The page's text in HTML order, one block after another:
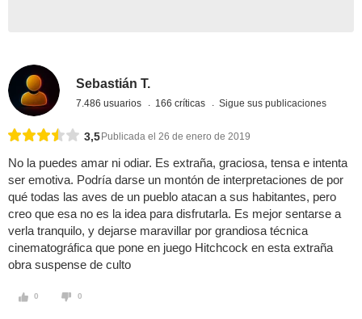
Sebastián T.
7.486 usuarios 166 críticas Sigue sus publicaciones
3,5 Publicada el 26 de enero de 2019
No la puedes amar ni odiar. Es extraña, graciosa, tensa e intenta
ser emotiva. Podría darse un montón de interpretaciones de por
qué todas las aves de un pueblo atacan a sus habitantes, pero
creo que esa no es la idea para disfrutarla. Es mejor sentarse a
verla tranquilo, y dejarse maravillar por grandiosa técnica
cinematográfica que pone en juego Hitchcock en esta extraña
obra suspense de culto
0 0